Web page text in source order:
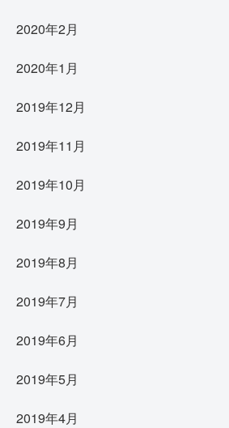
2020年2月
2020年1月
2019年12月
2019年11月
2019年10月
2019年9月
2019年8月
2019年7月
2019年6月
2019年5月
2019年4月